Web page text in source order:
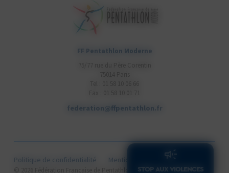
STOP AUX VIOLENCES
FF Pentathlon Moderne
federation@ffpentathlon.fr
Politique de confidentialité Mentions légales Cookies
© 2026 Fédération Française de Pentathlon Moderne .Cithea.com